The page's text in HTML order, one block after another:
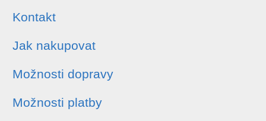
Kontakt
Jak nakupovat
Možnosti dopravy
Možnosti platby